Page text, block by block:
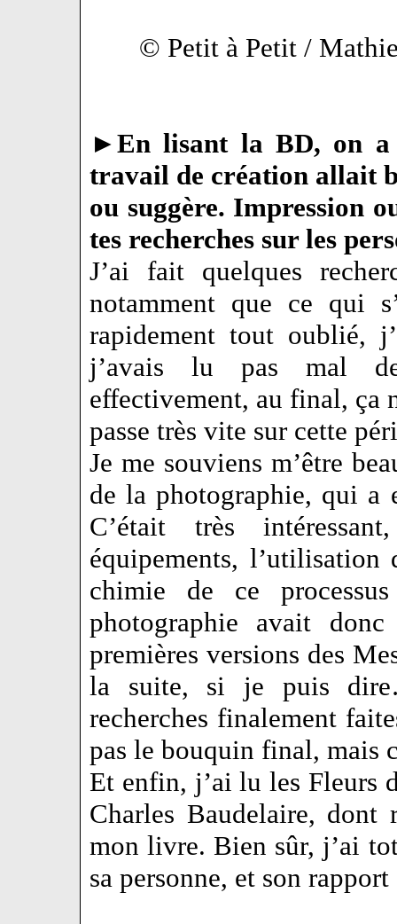
© Petit à Petit /
►En lisant la BD, on a
travail de création allait
ou suggère. Impression
tes recherches sur les
J’ai fait quelques
notamment que ce qui
rapidement tout oublié,
j’avais lu pas mal
effectivement, au final, ça
passe très vite sur cette
Je me souviens m’être
de la photographie, qui a
C’était très
équipements,
chimie de ce
photographie avait
premières versions des
la suite, si je puis
recherches finalement
pas le bouquin final, mais
Et enfin, j’ai lu les Fleurs
Charles Baudelaire, dont
mon livre. Bien sûr, j’ai
sa personne, et son